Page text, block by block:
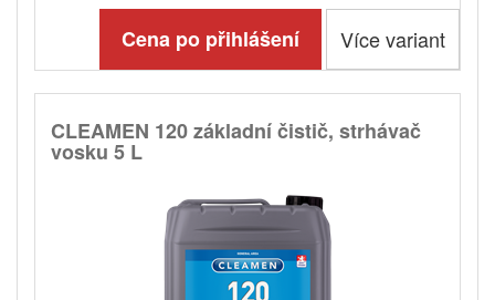
Cena po přihlášení Více variant
CLEAMEN 120 základní čistič, strhávač
vosku 5 L